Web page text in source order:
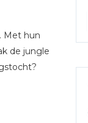
Met hun
de jungle
om goud